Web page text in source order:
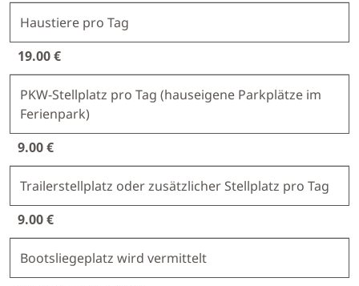
Haustiere pro Tag
19.00 €
PKW-­Stellplatz pro Tag (hauseigene Parkplätze im
Ferienpark)
9.00 €
Trailerstellplatz oder zusätzlicher Stellplatz pro Tag
9.00 €
Bootsliegeplatz wird vermittelt